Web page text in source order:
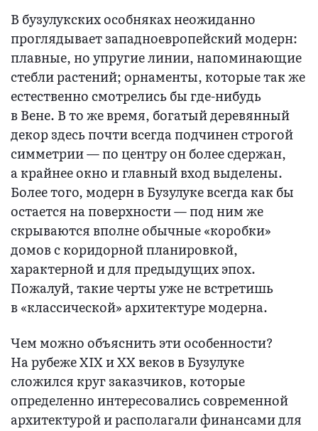
В бузулукских особняках неожиданно
проглядывает западноевропейский модерн:
плавные, но упругие линии, напоминающие
стебли растений; орнаменты, которые так же
естественно смотрелись бы где-нибудь
в Вене. В то же время, богатый деревянный
декор здесь почти всегда подчинен строгой
симметрии — по центру он более сдержан,
а крайнее окно и главный вход выделены.
Более того, модерн в Бузулуке всегда как бы
остается на поверхности — под ним же
скрываются вполне обычные «коробки»
домов с коридорной планировкой,
характерной и для предыдущих эпох.
Пожалуй, такие черты уже не встретишь
в «классической» архитектуре модерна.
Чем можно объяснить эти особенности?
На рубеже XIX и ХХ веков в Бузулуке
сложился круг заказчиков, которые
определенно интересовались современной
архитектурой и располагали финансами для